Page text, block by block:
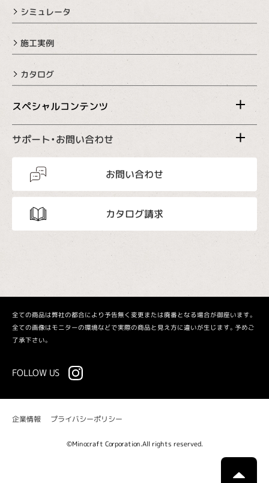
シミュレータ
施工実例
カタログ
スペシャルコンテンツ
サポート・お問い合わせ
お問い合わせ
カタログ請求
全ての商品は弊社の都合により予告無く変更または廃番となる場合が御座います。
全ての画像はモニターの環境などで実際の商品と見え方に違いが生じます。予めご
了承下さい。
FOLLOW US
企業情報 プライバシーポリシー
©Minocraft Corporation.All rights reserved.